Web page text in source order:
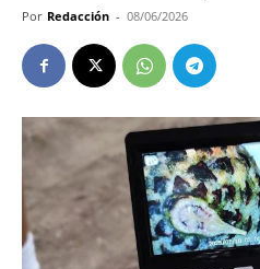
Por Redacción - 08/06/2026